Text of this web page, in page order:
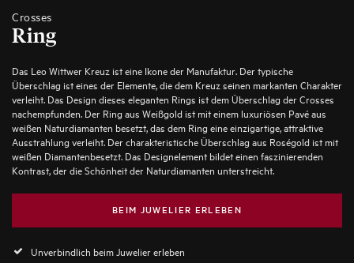
Crosses
Ring
Das Leo Wittwer Kreuz ist eine Ikone der Manufaktur. Der typische
Überschlag ist eines der Elemente, die dem Kreuz seinen markanten Charakter
verleiht. Das Design dieses eleganten Rings ist dem Überschlag der Crosses
nachempfunden. Der Ring aus Weißgold ist mit einem luxuriösen Pavé aus
weißen Naturdiamanten besetzt, das dem Ring eine einzigartige, attraktive
Ausstrahlung verleiht. Der charakteristische Überschlag aus Roségold ist mit
weißen Diamantenbesetzt. Das Designelement bildet einen faszinierenden
Kontrast, der die Schönheit der Naturdiamanten unterstreicht.
BEIM JUWELIER ERLEBEN
Unverbindlich beim Juwelier erleben